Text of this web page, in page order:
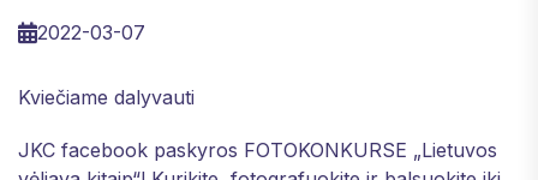
2022-03-07
Kviečiame dalyvauti
JKC facebook paskyros FOTOKONKURSE „Lietuvos